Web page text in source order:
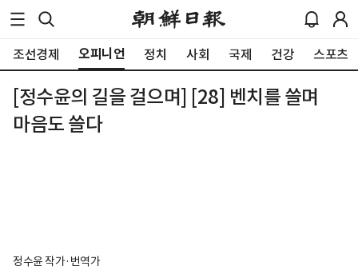
조선경제 오피니언 정치 사회 국제 건강 스포츠
[정수윤의 길을 걸으며] [28] 벤치를 쓸며
마음도 쓸다
정수윤 작가·번역가